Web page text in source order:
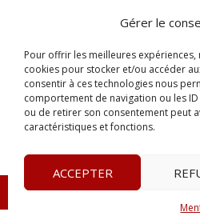
Gérer le
Pour offrir les meilleures
cookies pour stocker et/ou accéder
consentir à ces technologies nous
comportement de navigation ou les
ou de retirer son consentement peut
caractéristiques et fonctions.
ACCEPTER
© 2023Le Legis